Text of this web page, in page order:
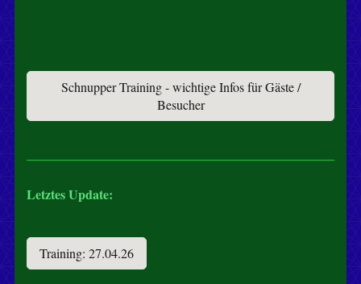
Schnupper Training - wichtige Infos für Gäste /
Besucher
Letztes Update:
Training: 27.04.26